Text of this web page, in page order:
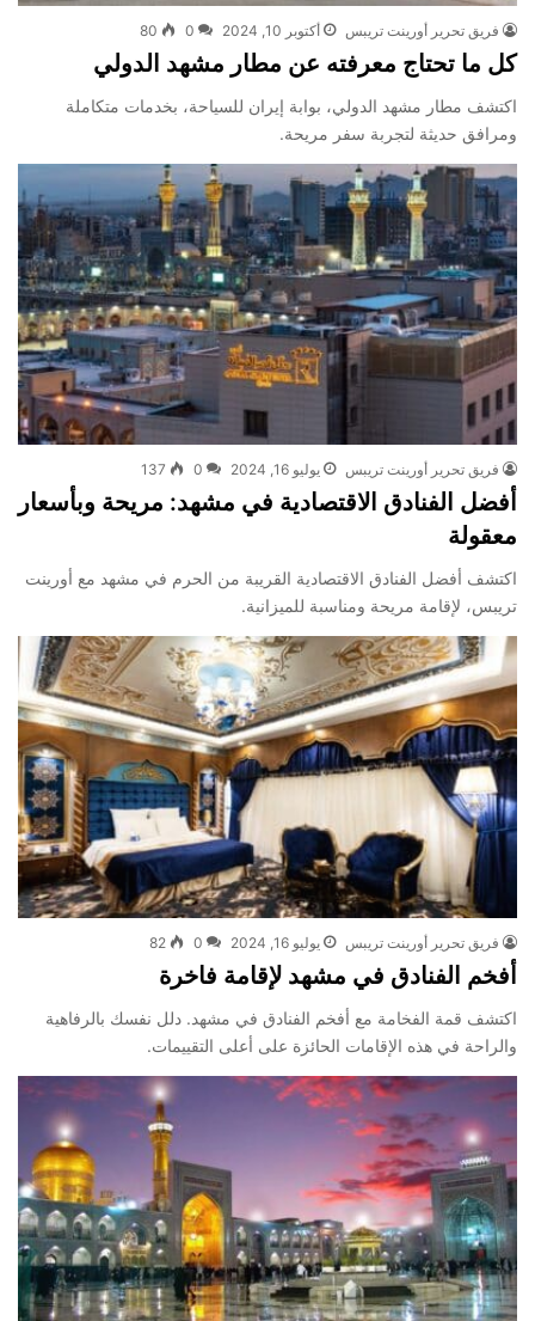
فريق تحرير أورينت تريبس أكتوبر 10, 2024 0
80
كل ما تحتاج معرفته عن مطار مشهد الدولي
اكتشف مطار مشهد الدولي، بوابة إيران للسياحة، بخدمات متكاملة
ومرافق حديثة لتجربة سفر مريحة.
فريق تحرير أورينت تريبس يوليو 16, 2024 0
137
أفضل الفنادق الاقتصادية في مشهد: مريحة وبأسعار
معقولة
اكتشف أفضل الفنادق الاقتصادية القريبة من الحرم في مشهد مع أورينت
تريبس، لإقامة مريحة ومناسبة للميزانية.
فريق تحرير أورينت تريبس يوليو 16, 2024 0
82
أفخم الفنادق في مشهد لإقامة فاخرة
اكتشف قمة الفخامة مع أفخم الفنادق في مشهد. دلل نفسك بالرفاهية
والراحة في هذه الإقامات الحائزة على أعلى التقييمات.